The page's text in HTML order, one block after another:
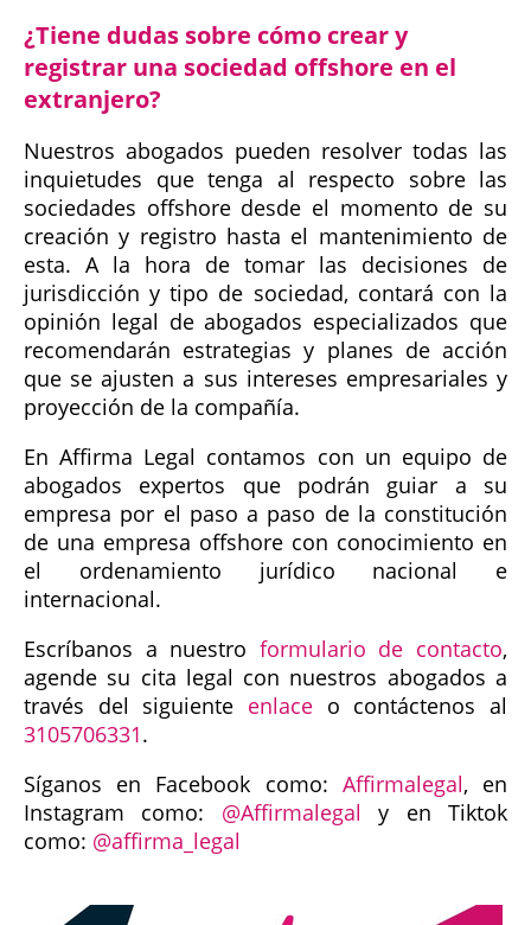
¿Tiene dudas sobre cómo crear y
registrar una sociedad offshore en el
extranjero?
Nuestros abogados pueden resolver todas las
inquietudes que tenga al respecto sobre las
sociedades offshore desde el momento de su
creación y registro hasta el mantenimiento de
esta. A la hora de tomar las decisiones de
jurisdicción y tipo de sociedad, contará con la
opinión legal de abogados especializados que
recomendarán estrategias y planes de acción
que se ajusten a sus intereses empresariales y
proyección de la compañía.
En Affirma Legal contamos con un equipo de
abogados expertos que podrán guiar a su
empresa por el paso a paso de la constitución
de una empresa offshore con conocimiento en
el ordenamiento jurídico nacional e
internacional.
Escríbanos a nuestro formulario de contacto,
agende su cita legal con nuestros abogados a
través del siguiente enlace o contáctenos al
3105706331.
Síganos en Facebook como: Affirmalegal, en
Instagram como: @Affirmalegal y en Tiktok
como: @affirma_legal